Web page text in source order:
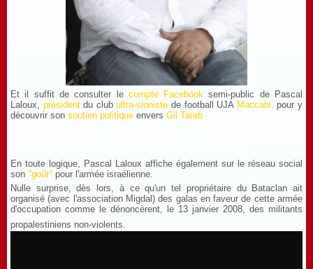
Et il suffit de consulter le compte Facebook semi-public de Pascal
Laloux, présidentdu clubultra-sioniste de football UJA Maccabi pour y
découvrir son soutien politique envers Gil Taïeb
En toute logique, Pascal Laloux affiche également sur le réseau social
son "goût" pour l'armée israélienne.
Nulle surprise, dès lors, à ce qu'un tel propriétaire du Bataclan ait
organisé (avec l'association Migdal) des galas en faveur de cette armée
d'occupation comme le dénoncèrent, le 13 janvier 2008, des militants
propalestiniens non-violents.